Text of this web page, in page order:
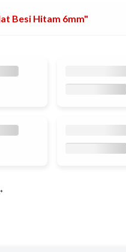
Besi Hitam 6mm"